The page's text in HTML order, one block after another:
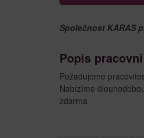
Společnost KARAS
Popis
Požadujeme
Nabízíme
zdarma